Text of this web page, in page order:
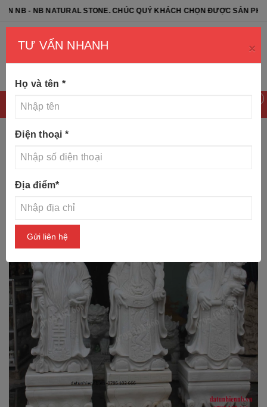
NATURAL STONE. CHÚC QUÝ KHÁCH CHỌN ĐƯỢC SẢN PHẨM ƯNG
tài lộc
TƯ VẤN NHANH ×
Họ và tên *
Điện thoại *
Địa điểm*
Gửi liên hệ